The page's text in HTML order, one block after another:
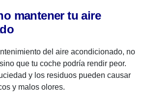
mantener tu aire
del aire acondicionado, no
que tu coche podría rendir peor.
y los residuos pueden causar
y malos olores.